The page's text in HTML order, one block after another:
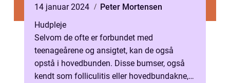
14 januar 2024
Peter Mortensen
Hudpleje
Selvom de ofte er forbundet med
teenageårene og ansigtet, kan de også
opstå i hovedbunden. Disse bumser, også
kendt som folliculitis eller hovedbundakne,